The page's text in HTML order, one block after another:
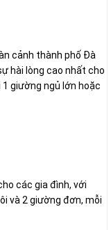
cảnh thành phố Đà
hài lòng cao nhất cho
giường ngủ lớn hoặc
các gia đình, với
và 2 giường đơn, mỗi